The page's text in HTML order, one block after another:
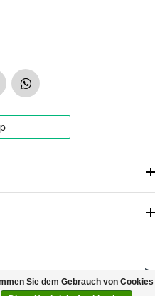
Sie dem Gebrauch von Cookies